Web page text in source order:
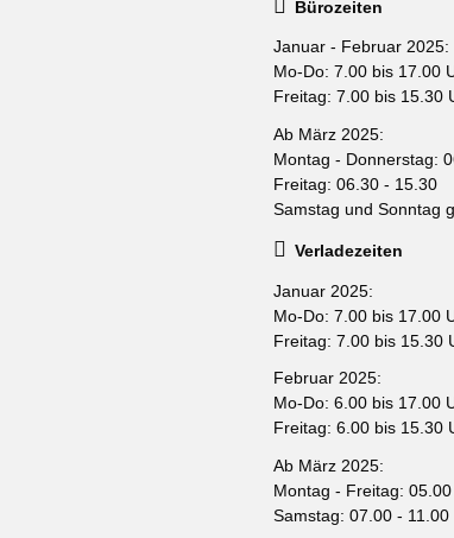
Bürozeiten
Januar - Februar 2025:
Mo-Do: 7.00 bis 17.00
Freitag: 7.00 bis 15.30
Ab März 2025:
Montag - Donnerstag:
Freitag: 06.30 - 15.30
Samstag und Sonntag
Verladezeiten
Januar 2025:
Mo-Do: 7.00 bis 17.00
Freitag: 7.00 bis 15.30
Februar 2025:
Mo-Do: 6.00 bis 17.00
Freitag: 6.00 bis 15.30
Ab März 2025:
Montag - Freitag:
Samstag: 07.00 - 11.00